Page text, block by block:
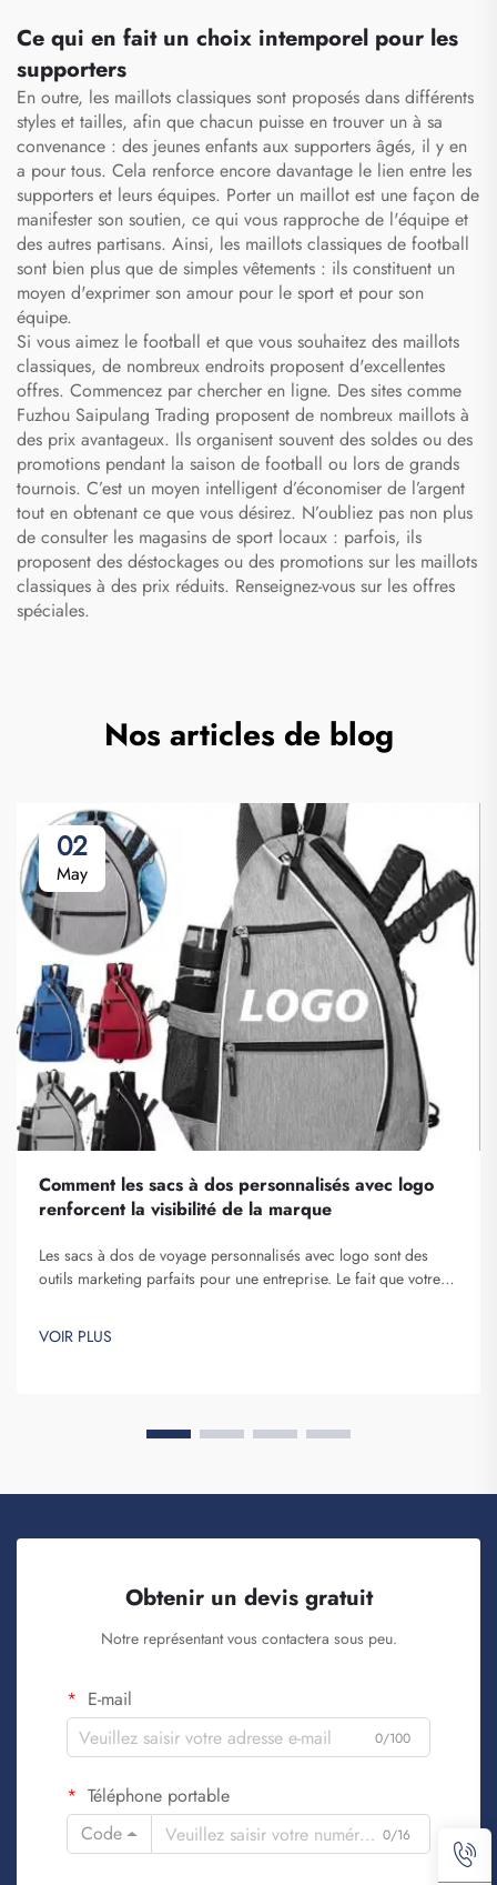
sublimés
vêtements de football
Ce qui en fait un choix intemporel pour les
supporters
En outre, les maillots classiques sont proposés dans différents
styles et tailles, afin que chacun puisse en trouver un à sa
convenance : des jeunes enfants aux supporters âgés, il y en
a pour tous. Cela renforce encore davantage le lien entre les
supporters et leurs équipes. Porter un maillot est une façon de
manifester son soutien, ce qui vous rapproche de l'équipe et
des autres partisans. Ainsi, les maillots classiques de football
sont bien plus que de simples vêtements : ils constituent un
moyen d'exprimer son amour pour le sport et pour son
équipe.
Si vous aimez le football et que vous souhaitez des maillots
classiques, de nombreux endroits proposent d'excellentes
offres. Commencez par chercher en ligne. Des sites comme
Fuzhou Saipulang Trading proposent de nombreux maillots à
des prix avantageux. Ils organisent souvent des soldes ou des
promotions pendant la saison de football ou lors de grands
tournois. C’est un moyen intelligent d’économiser de l’argent
tout en obtenant ce que vous désirez. N’oubliez pas non plus
de consulter les magasins de sport locaux : parfois, ils
proposent des déstockages ou des promotions sur les maillots
classiques à des prix réduits. Renseignez-vous sur les offres
spéciales.
Nos articles de blog
02
May
Comment les sacs à dos personnalisés avec logo
renforcent la visibilité de la marque
Les sacs à dos de voyage personnalisés avec logo sont des
outils marketing parfaits pour une entreprise. Le fait que votre
ne peut être sous-estimé. À chaque fois que la personne qui
porte votre sac à dos sur elle...
VOIR PLUS
Obtenir un devis gratuit
Notre représentant vous contactera sous peu.
E-mail
0/100
Téléphone portable
Code
0/16